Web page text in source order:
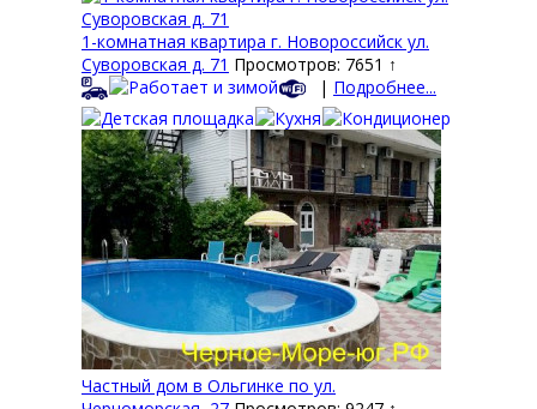
1-комнатная квартира г. Новороссийск ул.
Суворовская д. 71 Просмотров: 7651 ↑
| Подробнее...
Частный дом в Ольгинке по ул.